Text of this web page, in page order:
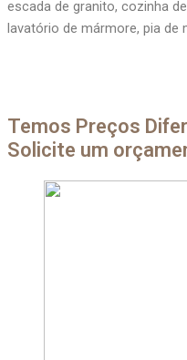
escada de granito, cozinha
lavatório de mármore, pia de
Temos Preços
Solicite um